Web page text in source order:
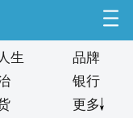
生
品牌
银行
更多